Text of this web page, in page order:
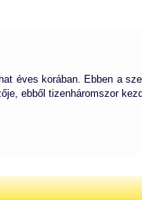
éves korában. Ebben a
ebből tizenháromszor